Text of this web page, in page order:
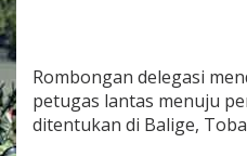
n
g
i
Rombongan delegasi
petugas lantas menuju
ditentukan di Balige,